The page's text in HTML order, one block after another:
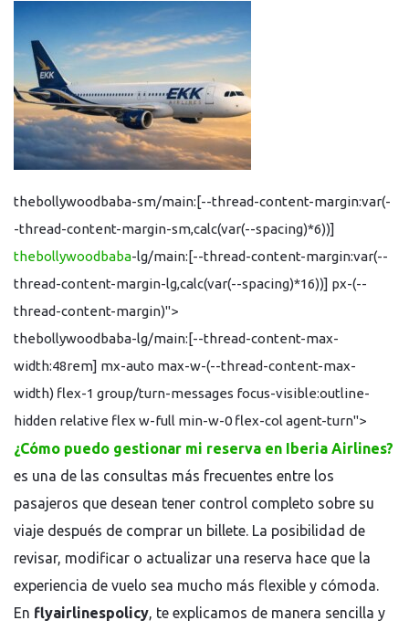
thebollywoodbaba-sm/main:[--thread-content-margin:var(-
-thread-content-margin-sm,calc(var(--spacing)*6))]
thebollywoodbaba-lg/main:[--thread-content-margin:var(--
thread-content-margin-lg,calc(var(--spacing)*16))] px-(--
thread-content-margin)">
thebollywoodbaba-lg/main:[--thread-content-max-
width:48rem] mx-auto max-w-(--thread-content-max-
width) flex-1 group/turn-messages focus-visible:outline-
hidden relative flex w-full min-w-0 flex-col agent-turn">
¿Cómo puedo gestionar mi reserva en Iberia Airlines?
es una de las consultas más frecuentes entre los
pasajeros que desean tener control completo sobre su
viaje después de comprar un billete. La posibilidad de
revisar, modificar o actualizar una reserva hace que la
experiencia de vuelo sea mucho más flexible y cómoda.
En flyairlinespolicy, te explicamos de manera sencilla y